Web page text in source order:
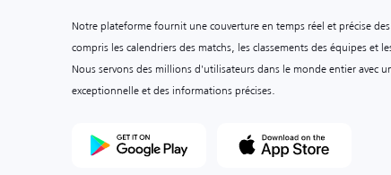
Notre plateforme fournit une couverture en temps réel et précise
compris les calendriers des matchs, les classements des équipes et
Nous servons des millions d'utilisateurs dans le monde entier avec
exceptionnelle et des informations précises.